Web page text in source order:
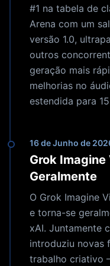
#1 na tabela de
Arena com um
versão 1.0,
outros
geração mais
melhorias no
estendida para
16 de Junho de
Grok
Geralmente
O Grok Imagine
e torna-se
xAI. Juntamente
introduziu novas
trabalho criativo